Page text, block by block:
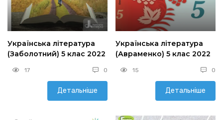
Українська література
(Заболотний) 5 клас 2022
17 0
Детальніше
Українська література
(Авраменко) 5 клас 2022
15 0
Детальніше